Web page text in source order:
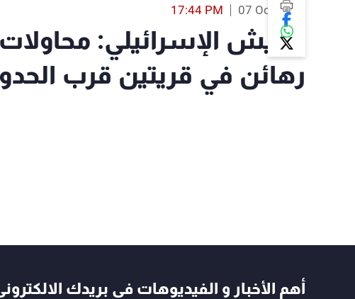
07 Oct 2023
17:44 PM
الجيش الإسرائيلي: محاولات
رهائن في قريتين قرب
أهم الأخبار و الفيديوهات في بريدك